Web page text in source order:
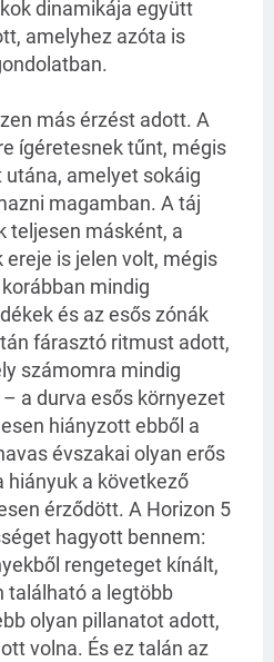
dinamikája együtt
amelyhez azóta is
más érzést adott. A
ígéretesnek tűnt, mégis
amelyet sokáig
magamban. A táj
teljesen másként, a
is jelen volt, mégis
mindig
és az esős zónák
fárasztó ritmust adott,
számomra mindig
a durva esős környezet
hiányzott ebből a
évszakai olyan erős
hiányuk a következő
érződött. A Horizon 5
hagyott bennem:
rengeteget kínált,
található a legtöbb
olyan pillanatot adott,
volna. És ez talán az